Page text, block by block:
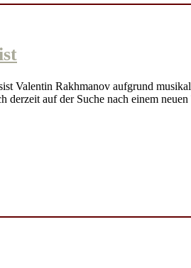
Valentin Rakhmanov aufgrund
auf der Suche nach einem neuen